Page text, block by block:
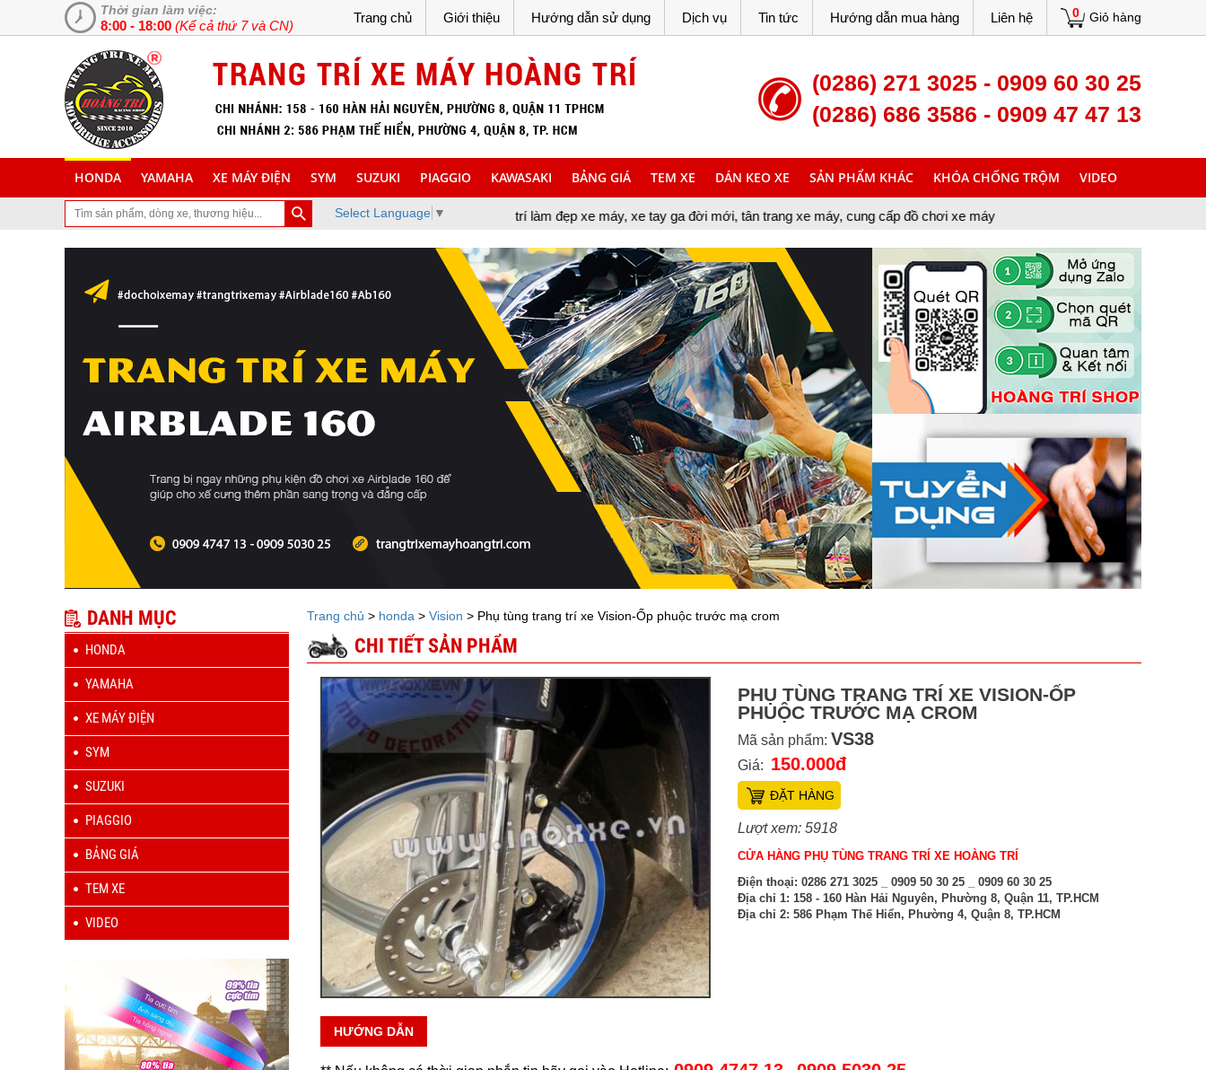
Thời gian làm việc:
8:00 - 18:00 (Kể cả thứ 7 và CN)
0 Giỏ hàng
Trang chủ Giới thiệu Hướng dẫn sử dụng Dịch vụ Tin tức Hướng dẫn mua hàng Liên hệ
(0286) 271 3025 - 0909 60 30 25
(0286) 686 3586 - 0909 47 47 13
HONDA YAMAHA XE MÁY ĐIỆN SYM SUZUKI PIAGGIO KAWASAKI BẢNG GIÁ TEM XE DÁN KEO XE SẢN PHẨM KHÁC KHÓA CHỐNG TRỘM VIDEO
Select Language ▼
thăm trang Web chuyên cung cấp và lắp đặt phụ tùng inox trang trí làm đẹp xe máy, xe tay ga đời mới, tân trang xe máy, cung cấp đồ chơi xe máy
DANH MỤC
HONDA
YAMAHA
XE MÁY ĐIỆN
SYM
SUZUKI
PIAGGIO
BẢNG GIÁ
TEM XE
VIDEO
Trang chủ > honda > Vision > Phụ tùng trang trí xe Vision-Ốp phuộc trước mạ crom
CHI TIẾT SẢN PHẨM
PHỤ TÙNG TRANG TRÍ XE VISION-ỐP
PHUỘC TRƯỚC MẠ CROM
Mã sản phẩm: VS38
Giá: 150.000đ
ĐẶT HÀNG
Lượt xem: 5918
CỬA HÀNG PHỤ TÙNG TRANG TRÍ XE HOÀNG TRÍ
Điện thoại: 0286 271 3025 _ 0909 50 30 25 _ 0909 60 30 25
Địa chỉ 1: 158 - 160 Hàn Hải Nguyên, Phường 8, Quận 11, TP.HCM
Địa chỉ 2: 586 Phạm Thế Hiển, Phường 4, Quận 8, TP.HCM
HƯỚNG DẪN